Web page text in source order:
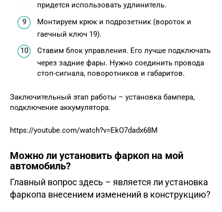
придется использовать удлинитель.
Монтируем крюк и подрозетник (вороток и
гаечный ключ 19).
Ставим блок управления. Его лучше подключать
через задние фары. Нужно соединить провода
стоп-сигнала, поворотников и габаритов.
Заключительный этап работы – установка бампера,
подключение аккумулятора.
https://youtube.com/watch?v=EkO7dadx68M
Можно ли установить фаркоп на мой
автомобиль?
Главный вопрос здесь – является ли установка
фаркопа внесением изменений в конструкцию?